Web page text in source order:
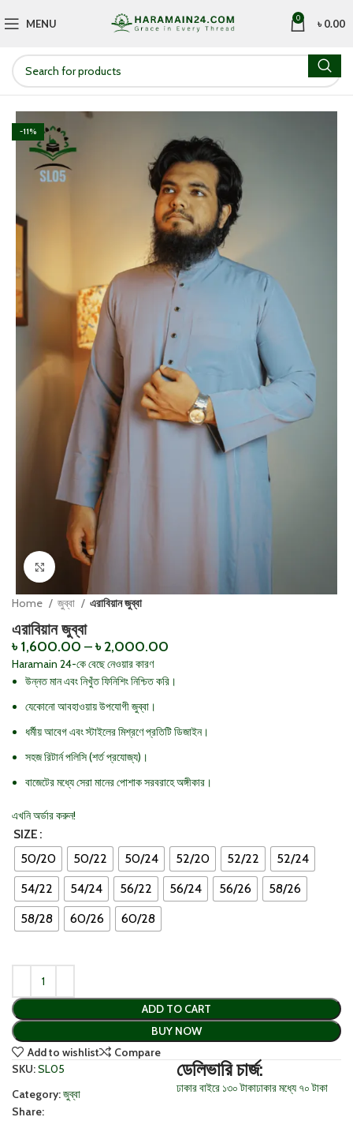
MENU 0 ৳0.00
-11%
Click to enlarge
Home জুব্বা এরাবিয়ান জুব্বা
এরাবিয়ান জুব্বা
৳1,600.00 –৳2,000.00
Haramain 24-কে বেছে নেওয়ার কারণ
উন্নত মান এবং নিখুঁত ফিনিশিং নিশ্চিত করি।
যেকোনো আবহাওয়ায় উপযোগী জুব্বা।
ধর্মীয় আবেগ এবং স্টাইলের মিশ্রণে প্রতিটি ডিজাইন।
সহজ রিটার্ন পলিসি (শর্ত প্রযোজ্য)।
বাজেটের মধ্যে সেরা মানের পোশাক সরবরাহে অঙ্গীকার।
এখনি অর্ডার করুন!
SIZE
50/20
50/22 50/24 52/20 52/22
52/24
54/22
54/24 56/22 56/24 56/26
58/26
58/28
60/26 60/28
ADD TO CART
BUY NOW
Add to wishlist
Compare
SKU:SL05
Category:জুব্বা
Share:
ডেলিভারি চার্জ:
ঢাকার বাইরে ১৩০ টাকাঢাকার মধ্যে ৭০ টাকা